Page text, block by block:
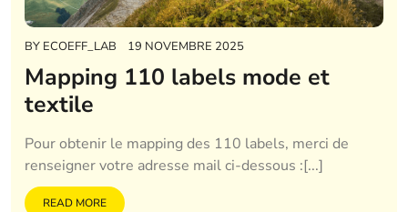
BY ECOEFF_LAB 19 NOVEMBRE 2025
Mapping 110 labels mode et
textile
Pour obtenir le mapping des 110 labels, merci de
renseigner votre adresse mail ci-dessous :[...]
READ MORE